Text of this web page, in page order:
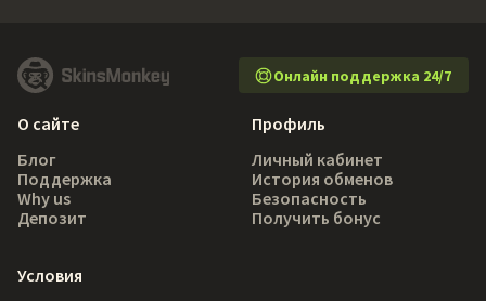
Онлайн поддержка 24/7
О сайте
Блог
Поддержка
Why us
Депозит
Профиль
Личный кабинет
История обменов
Безопасность
Получить бонус
Условия